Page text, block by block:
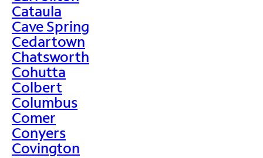
Cataula
Cave Spring
Cedartown
Chatsworth
Cohutta
Colbert
Columbus
Comer
Conyers
Covington